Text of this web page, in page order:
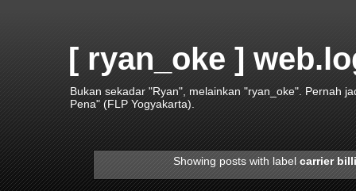
[ ryan_oke ]
Bukan sekadar "Ryan", melainkan "ryan_oke". Pernah
Pena" (FLP Yogyakarta).
Showing posts with labelcarrier